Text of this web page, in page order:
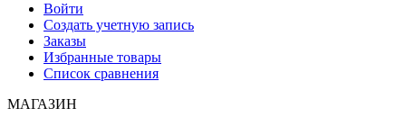
Войти
Создать учетную запись
Заказы
Избранные товары
Список сравнения
МАГАЗИН